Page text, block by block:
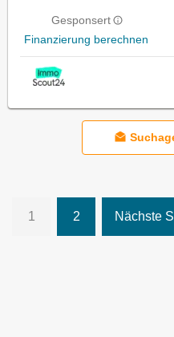
Gesponsert
Finanzierung berechnen
1 2 Nächste